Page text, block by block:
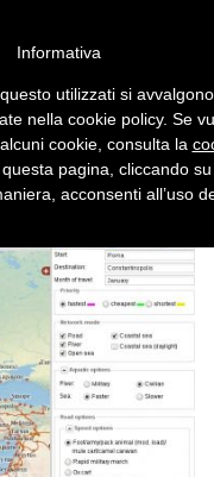
riproduce le
d.C. [VIDEO]
Informativa
utilizzati si
nella cookie policy. Se
cookie, consulta la
pagina, cliccando
acconsenti all’uso